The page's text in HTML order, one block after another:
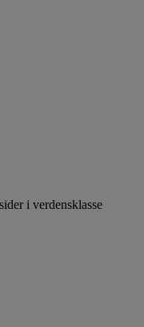
i verdensklasse